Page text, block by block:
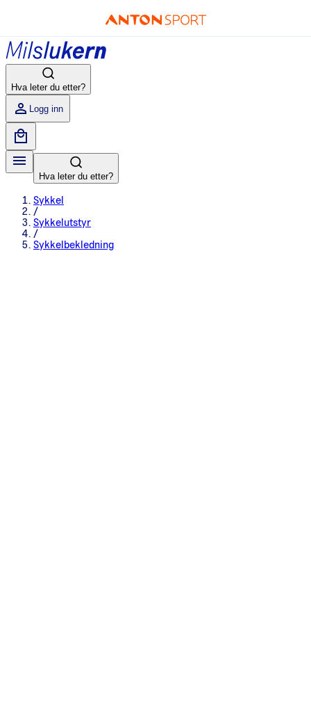
Hva leter du etter?
Logg inn
Hva leter du etter?
Sykkel
/
Sykkelutstyr
/
Sykkelbekledning